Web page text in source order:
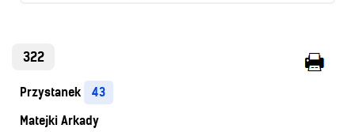
322
Przystanek 43
Matejki Arkady